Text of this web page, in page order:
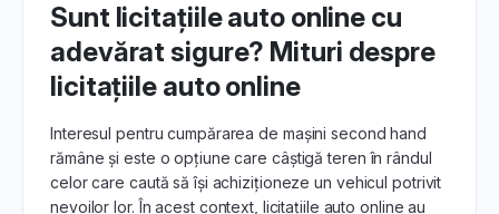
Sunt licitațiile auto online cu
adevărat sigure? Mituri despre
licitațiile auto online
Interesul pentru cumpărarea de mașini second hand
rămâne și este o opțiune care câștigă teren în rândul
celor care caută să își achiziționeze un vehicul potrivit
nevoilor lor. În acest context, licitațiile auto online au